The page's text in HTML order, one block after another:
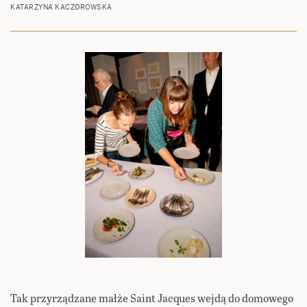
KATARZYNA KACZOROWSKA
Tak przyrządzane małże Saint Jacques wejdą do domowego